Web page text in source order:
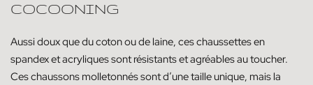
COCOONING
Aussi doux que du coton ou de laine, ces chaussettes en
spandex et acryliques sont résistants et agréables au toucher.
Ces chaussons molletonnés sont d’une taille unique, mais la